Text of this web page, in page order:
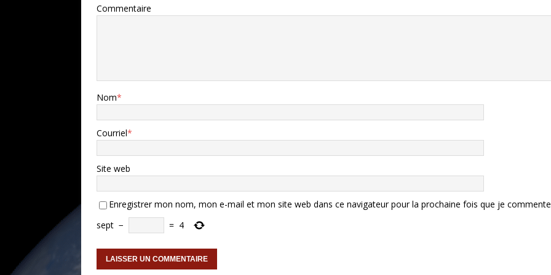
Commentaire
Nom*
Courriel*
Site web
Enregistrer mon nom, mon e-mail et mon site web dans ce navigateur pour la prochaine fois que je
sept − = 4